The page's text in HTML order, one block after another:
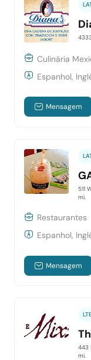
Culinária
Espanhol,
Mensagem
511
mi.
Restaurantes
Espanhol,
Mensagem
443
mi.